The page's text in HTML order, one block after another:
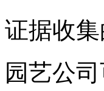
证据收集
园艺公